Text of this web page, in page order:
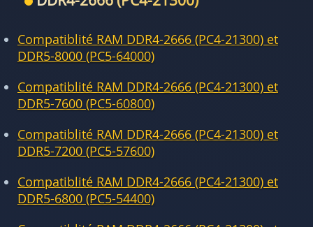
Compatiblité RAM DDR4-2666 (PC4-21300) et
DDR5-8000 (PC5-64000)
Compatiblité RAM DDR4-2666 (PC4-21300) et
DDR5-7600 (PC5-60800)
Compatiblité RAM DDR4-2666 (PC4-21300) et
DDR5-7200 (PC5-57600)
Compatiblité RAM DDR4-2666 (PC4-21300) et
DDR5-6800 (PC5-54400)